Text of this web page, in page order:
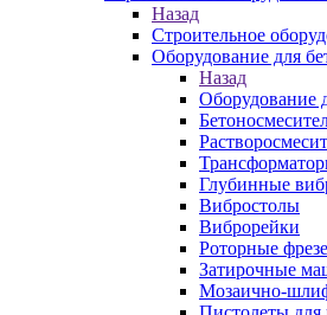
Назад
Строительное
Оборудование для
Назад
Оборудование
Глубинные
Вибростолы
Виброрейки
Роторные
Затирочные
Мозаично-